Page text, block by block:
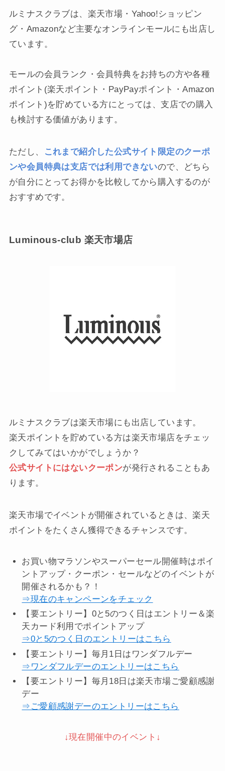
ルミナスクラブは、楽天市場・Yahoo!ショッピン
グ・Amazonなど主要なオンラインモールにも出店し
ています。
モールの会員ランク・会員特典をお持ちの方や各種
ポイント(楽天ポイント・PayPayポイント・Amazon
ポイント)を貯めている方にとっては、支店での購入
も検討する価値があります。
ただし、
これまで紹介した公式サイト限定のクーポ
ンや会員特典は支店では利用できないので、どちら
が自分にとってお得かを比較してから購入するのが
おすすめです。
Luminous-club 楽天市場店
ルミナスクラブは楽天市場にも出店しています。
楽天ポイントを貯めている方は楽天市場店をチェッ
クしてみてはいかがでしょうか？
公式サイトにはないクーポンが発行されることもあ
ります。
楽天市場でイベントが開催されているときは、楽天
ポイントをたくさん獲得できるチャンスです。
お買い物マラソンやスーパーセール開催時はポイ
ントアップ・クーポン・セールなどのイベントが
開催されるかも？！
⇒現在のキャンペーンをチェック
【要エントリー】0と5のつく日はエントリー＆楽
天カード利用でポイントアップ
⇒0と5のつく日のエントリーはこちら
【要エントリー】毎月1日はワンダフルデー
⇒ワンダフルデーのエントリーはこちら
【要エントリー】毎月18日は楽天市場ご愛顧感謝
デー
⇒ご愛顧感謝デーのエントリーはこちら
↓現在開催中のイベント↓